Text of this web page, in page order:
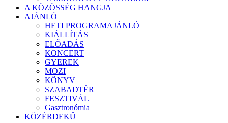
A KÖZÖSSÉG HANGJA
AJÁNLÓ
HETI PROGRAMAJÁNLÓ
KIÁLLÍTÁS
ELŐADÁS
KONCERT
GYEREK
MOZI
KÖNYV
SZABADTÉR
FESZTIVÁL
Gasztronómia
KÖZÉRDEKŰ